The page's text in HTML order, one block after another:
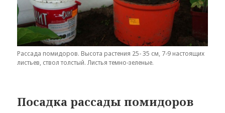
Рассада помидоров. Высота растения 25- 35 см, 7-9 настоящих
листьев, ствол толстый. Листья темно-зеленые.
Посадка рассады помидоров